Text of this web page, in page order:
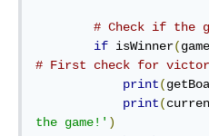
# Check if the
if isWinner(
# First check for
print(
print(
the game!' )